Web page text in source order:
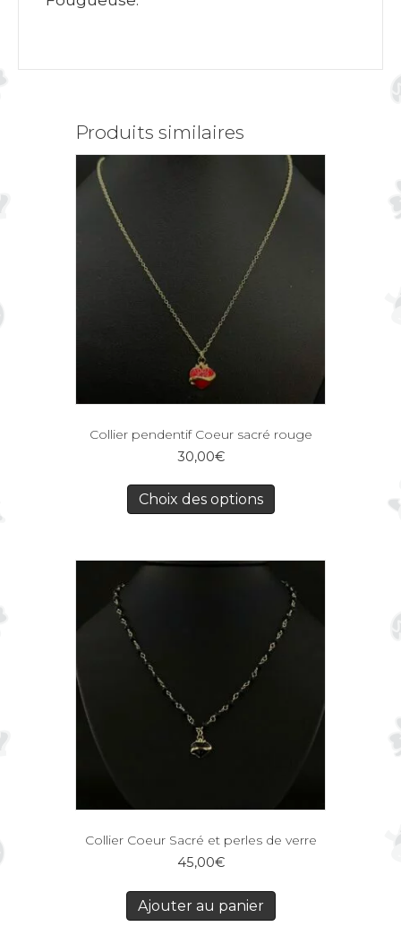
Produits similaires
Collier pendentif Coeur sacré rouge
30,00€
Choix des options
Collier Coeur Sacré et perles de verre
45,00€
Ajouter au panier